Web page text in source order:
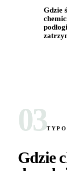
Gdzie
03
Gdzie